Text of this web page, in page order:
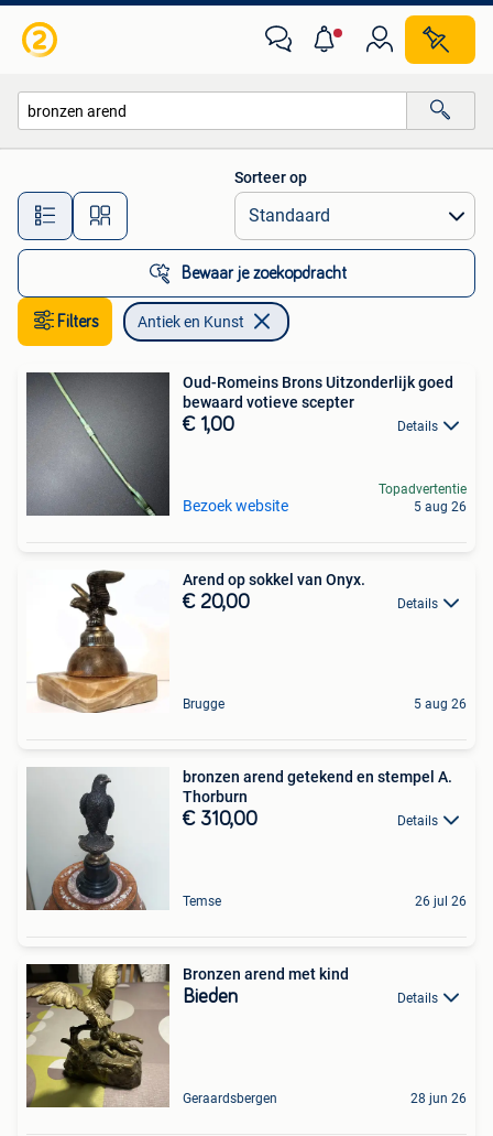
Alle afstanden…
Sorteer op
Bewaar je zoekopdracht
Filters Antiek en Kunst
Oud-Romeins Brons Uitzonderlijk goed
bewaard votieve scepter
€ 1,00 Details
Bezoek website
Topadvertentie
5 aug 26
Arend op sokkel van Onyx.
€ 20,00 Details
Brugge 5 aug 26
bronzen arend getekend en stempel A.
Thorburn
€ 310,00 Details
Temse 26 jul 26
Bronzen arend met kind
Bieden Details
Geraardsbergen 28 jun 26